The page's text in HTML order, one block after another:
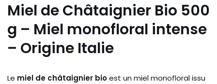
Miel de Châtaignier Bio 500
g – Miel monofloral intense
– Origine Italie
Le miel de châtaignier bioest un miel monofloral issu